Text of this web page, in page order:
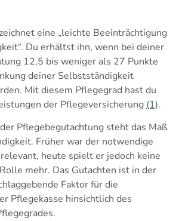
eine „leichte Beeinträchtigung
Du erhältst ihn, wenn bei deiner
12,5 bis weniger als 27 Punkte
deiner Selbstständigkeit
Mit diesem Pflegegrad hast du
der Pflegeversicherung (1).
Pflegebegutachtung steht das Maß
Früher war der notwendige
heute spielt er jedoch keine
mehr. Das Gutachten ist in der
Faktor für die
Pflegekasse hinsichtlich des